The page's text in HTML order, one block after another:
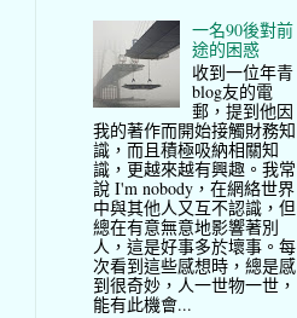
一名90後對前
途的困惑
收到一位年青
blog友的電
郵，提到他因
我的著作而開始接觸財務知
識，而且積極吸納相關知
識，更越來越有興趣。我常
說 I'm nobody，在網絡世界
中與其他人又互不認識，但
總在有意無意地影響著別
人，這是好事多於壞事。每
次看到這些感想時，總是感
到很奇妙，人一世物一世，
能有此機會...